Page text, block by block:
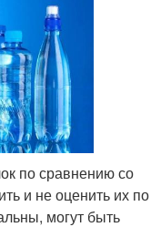
по сравнению со
и не оценить их по
могут быть